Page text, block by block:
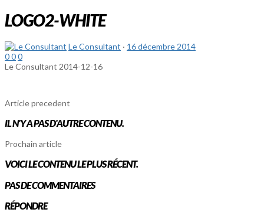
LOGO2-WHITE
Le Consultant · 16 décembre 2014
000
Le Consultant 2014-12-16
Article precedent
IL N'Y A PAS D'AUTRE CONTENU.
Prochain article
VOICI LE CONTENU LE PLUS RÉCENT.
PAS DE COMMENTAIRES
RÉPONDRE